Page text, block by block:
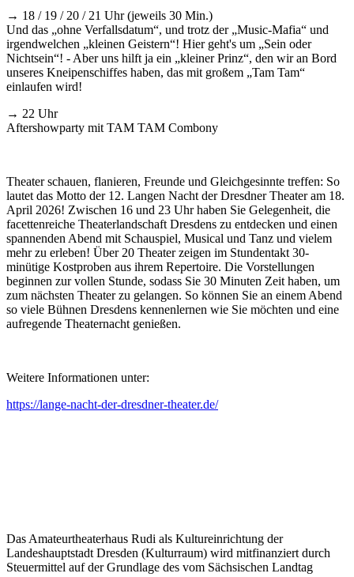
→ 18 / 19 / 20 / 21 Uhr (jeweils 30 Min.)
Und das „ohne Verfallsdatum“, und trotz der „Music-Mafia“ und
irgendwelchen „kleinen Geistern“! Hier geht's um „Sein oder
Nichtsein“! - Aber uns hilft ja ein „kleiner Prinz“, den wir an Bord
unseres Kneipenschiffes haben, das mit großem „Tam Tam“
einlaufen wird!
→ 22 Uhr
Aftershowparty mit TAM TAM Combony
Theater schauen, flanieren, Freunde und Gleichgesinnte treffen: So
lautet das Motto der 12. Langen Nacht der Dresdner Theater am 18.
April 2026! Zwischen 16 und 23 Uhr haben Sie Gelegenheit, die
facettenreiche Theaterlandschaft Dresdens zu entdecken und einen
spannenden Abend mit Schauspiel, Musical und Tanz und vielem
mehr zu erleben! Über 20 Theater zeigen im Stundentakt 30-
minütige Kostproben aus ihrem Repertoire. Die Vorstellungen
beginnen zur vollen Stunde, sodass Sie 30 Minuten Zeit haben, um
zum nächsten Theater zu gelangen. So können Sie an einem Abend
so viele Bühnen Dresdens kennenlernen wie Sie möchten und eine
aufregende Theaternacht genießen.
Weitere Informationen unter:
https://lange-nacht-der-dresdner-theater.de/
Das Amateurtheaterhaus Rudi als Kultureinrichtung der
Landeshauptstadt Dresden (Kulturraum) wird mitfinanziert durch
Steuermittel auf der Grundlage des vom Sächsischen Landtag